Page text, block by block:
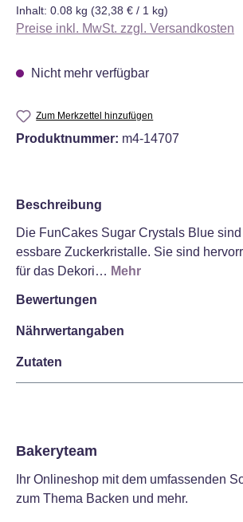
Inhalt: 0.08 kg (32,38 € / 1 kg)
Preise inkl. MwSt. zzgl. Versandkosten
Nicht mehr verfügbar
Zum Merkzettel hinzufügen
Produktnummer: m4-14707
Beschreibung
Die FunCakes Sugar Crystals Blue
essbare Zuckerkristalle. Sie sind
für das Dekori… Mehr
Bewertungen
Nährwertangaben
Zutaten
Bakeryteam
Ihr Onlineshop mit dem umfassenden
zum Thema Backen und mehr.